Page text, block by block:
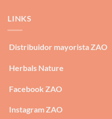
LINKS
Distribuidor mayorista ZAO
Herbals Nature
Facebook ZAO
Instagram ZAO